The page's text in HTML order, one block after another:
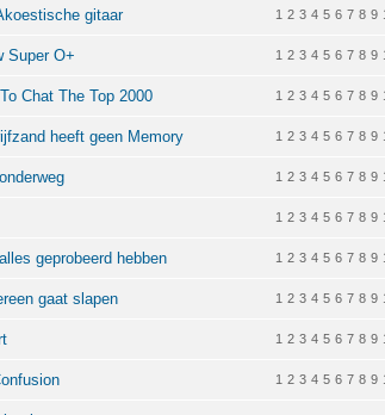
gitaar 1 2 3 4 5 6 7 8 9
Super O+ 1 2 3 4 5 6 7 8 9
Chat The Top 2000 1 2 3 4 5 6 7 8 9
heeft geen Memory 1 2 3 4 5 6 7 8 9
1 2 3 4 5 6 7 8 9
1 2 3 4 5 6 7 8 9
geprobeerd hebben 1 2 3 4 5 6 7 8 9
gaat slapen 1 2 3 4 5 6 7 8 9
1 2 3 4 5 6 7 8 9
1 2 3 4 5 6 7 8 9